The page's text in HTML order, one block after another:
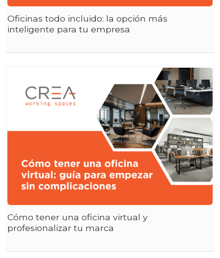
Oficinas todo incluido: la opción más
inteligente para tu empresa
Cómo tener una oficina virtual y
profesionalizar tu marca